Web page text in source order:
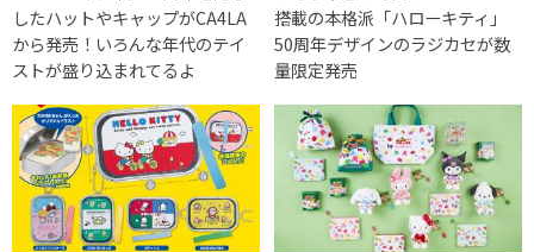
したハットやキャップがCA4LA
から発売！いろんな年代のテイ
ストが盛り込まれてるよ
搭載の本格派「ハローキティ」
50周年デザインのラジカセが数
量限定発売